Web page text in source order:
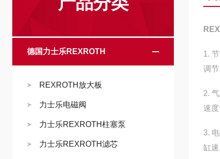
德国力士乐REXROTH
REXROTH放大板
力士乐电磁阀
力士乐REXROTH柱塞泵
力士乐REXROTH滤芯
1.
调
2.
速
3.
缸